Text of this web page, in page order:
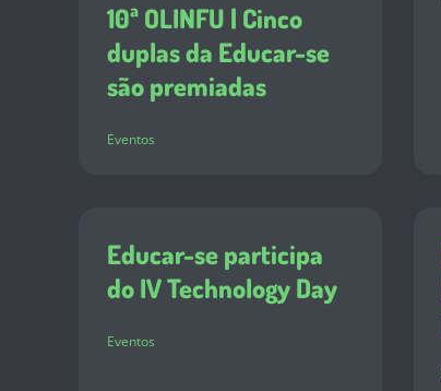
10ª OLINFU | Cinco
duplas da Educar-se
são premiadas
Eventos
Educar-se participa
do IV Technology Day
Eventos